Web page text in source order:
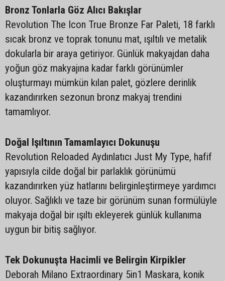
Bronz Tonlarla Göz Alıcı Bakışlar
Revolution The Icon True Bronze Far Paleti, 18 farklı
sıcak bronz ve toprak tonunu mat, ışıltılı ve metalik
dokularla bir araya getiriyor. Günlük makyajdan daha
yoğun göz makyajına kadar farklı görünümler
oluşturmayı mümkün kılan palet, gözlere derinlik
kazandırırken sezonun bronz makyaj trendini
tamamlıyor.
Doğal Işıltının Tamamlayıcı Dokunuşu
Revolution Reloaded Aydınlatıcı Just My Type, hafif
yapısıyla cilde doğal bir parlaklık görünümü
kazandırırken yüz hatlarını belirginleştirmeye yardımcı
oluyor. Sağlıklı ve taze bir görünüm sunan formülüyle
makyaja doğal bir ışıltı ekleyerek günlük kullanıma
uygun bir bitiş sağlıyor.
Tek Dokunuşta Hacimli ve Belirgin Kirpikler
Deborah Milano Extraordinary 5in1 Maskara, konik